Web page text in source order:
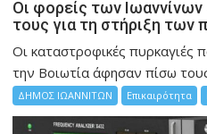
Οι φορείς των Ιωαννίνων
τους για τη στήριξη των
Οι καταστροφικές πυρκαγιές
την Bοιωτία άφησαν πίσω
ΔΗΜΟΣ ΙΩΑΝΝΙΤΩΝ Επικαιρότητα